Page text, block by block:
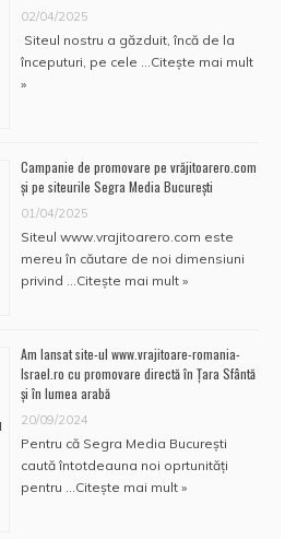
02/04/2025
Siteul nostru a găzduit, încă de la
începuturi, pe cele … Citește mai mult
»
Campanie de promovare pe vrăjitoarero.com
și pe siteurile Segra Media București
01/04/2025
Siteul www.vrajitoarero.com este
mereu în căutare de noi dimensiuni
privind … Citește mai mult »
Am lansat site-ul www.vrajitoare-romania-
Israel.ro cu promovare directă în Țara Sfântă
și în lumea arabă
20/09/2024
Pentru că Segra Media București
caută întotdeauna noi oprtunități
pentru … Citește mai mult »